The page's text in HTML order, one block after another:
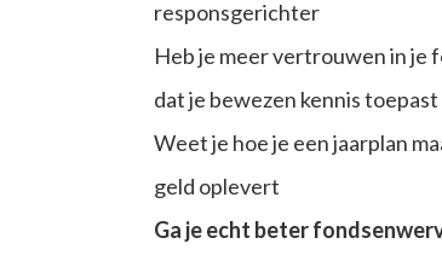
responsgerichter
Heb je meer vertrouwen in je
dat je bewezen kennis toepast
Weet je hoe je een jaarplan
geld oplevert
Ga je echt beter